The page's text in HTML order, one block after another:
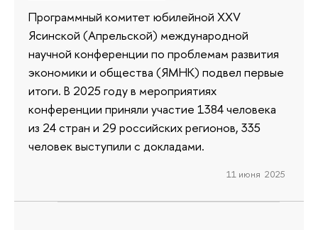
Программный комитет юбилейной XXV
Ясинской (Апрельской) международной
научной конференции по проблемам развития
экономики и общества (ЯМНК) подвел первые
итоги. В 2025 году в мероприятиях
конференции приняли участие 1384 человека
из 24 стран и 29 российских регионов, 335
человек выступили с докладами.
11 июня 2025